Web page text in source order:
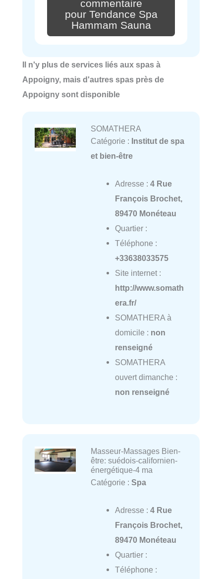
commentaire
pour Tendance Spa
Hammam Sauna
Il n'y plus de services liés aux spas à
Appoigny, mais d'autres spas près de
Appoigny sont disponible
SOMATHERA
Catégorie : Institut de spa
et bien-être
Adresse : 4 Rue
François Brochet,
89470 Monéteau
Quartier :
Téléphone :
+33638033575
Site internet :
http://www.somath
era.fr/
SOMATHERA à
domicile : non
renseigné
SOMATHERA
ouvert dimanche :
non renseigné
Masseur-Massages Bien-
être: suédois-californien-
énergétique-4 ma
Catégorie : Spa
Adresse : 4 Rue
François Brochet,
89470 Monéteau
Quartier :
Téléphone :